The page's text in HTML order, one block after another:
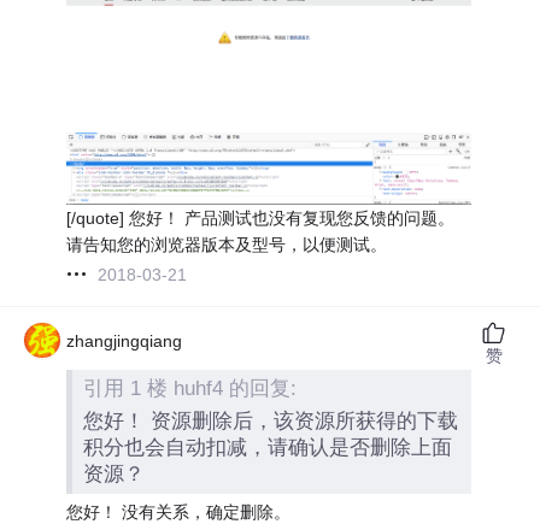
[/quote] 您好！ 产品测试也没有复现您反馈的问题。
请告知您的浏览器版本及型号，以便测试。
2018-03-21
zhangjingqiang
引用 1 楼 huhf4 的回复:
您好！ 资源删除后，该资源所获得的下载
积分也会自动扣减，请确认是否删除上面
资源？
您好！ 没有关系，确定删除。
赞